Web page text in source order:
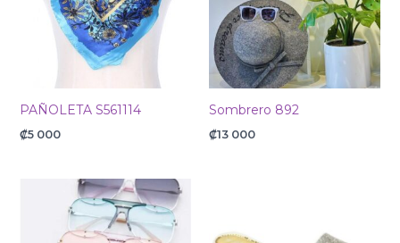
PAÑOLETA S561114
₡5 000
Sombrero 892
₡13 000